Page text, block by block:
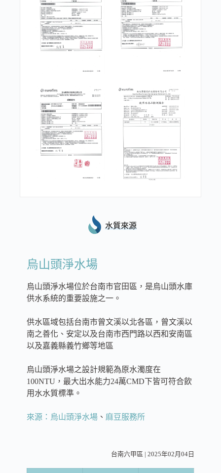
水質來源
烏山頭淨水場
烏山頭淨水場位於台南市官田區，是烏山頭水庫
供水系統的重要設施之一。
供水區域包括台南市曾文溪以北各區，曾文溪以
南之善化、安定以及台南市西門路以西和安南區
以及嘉義縣義竹鄉等地區
烏山頭淨水場之設計規範為原水濁度在
100NTU，最大出水能力24萬CMD下皆可符合飲
用水水質標準。
來源：烏山頭淨水場、 麻豆服務所
台南六甲區 | 2025年02月04日